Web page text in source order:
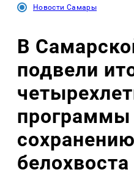
Новости Самары
В
подвели
программы
белохвоста